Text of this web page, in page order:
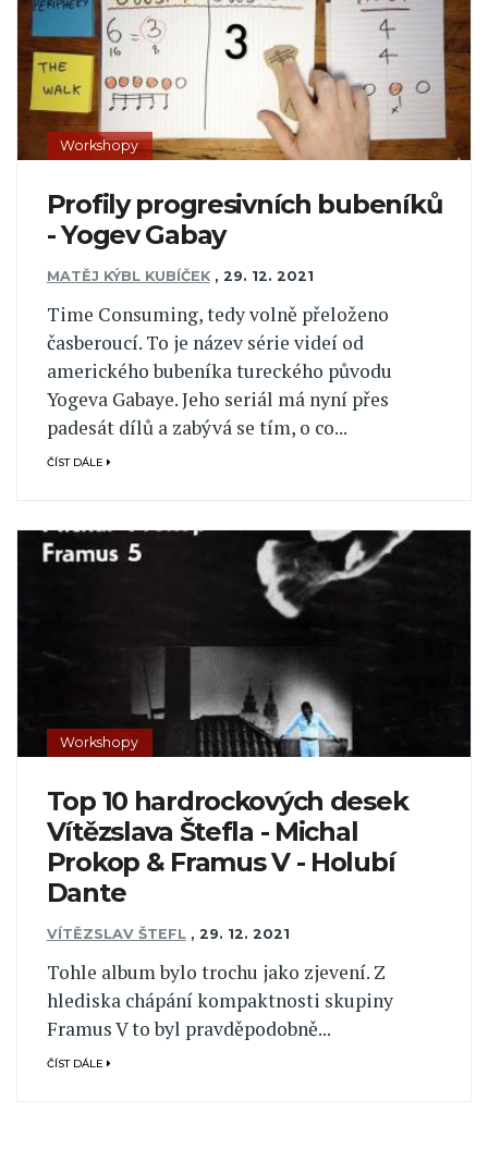
Workshopy
Profily progresivních bubeníků
- Yogev Gabay
MATĚJ KÝBL KUBÍČEK , 29. 12. 2021
Time Consuming, tedy volně přeloženo
časberoucí. To je název série videí od
amerického bubeníka tureckého původu
Yogeva Gabaye. Jeho seriál má nyní přes
padesát dílů a zabývá se tím, o co...
ČÍST DÁLE
Workshopy
Top 10 hardrockových desek
Vítězslava Štefla - Michal
Prokop & Framus V - Holubí
Dante
VÍTĚZSLAV ŠTEFL , 29. 12. 2021
Tohle album bylo trochu jako zjevení. Z
hlediska chápání kompaktnosti skupiny
Framus V to byl pravděpodobně...
ČÍST DÁLE